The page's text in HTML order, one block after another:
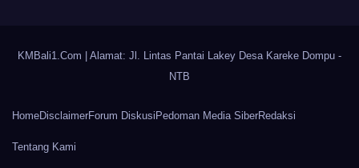
KMBali1.Com
| Alamat: Jl. Lintas Pantai Lakey Desa Kareke Dompu -
NTB
HomeDisclaimerForum Diskusi Pedoman Media SiberRedaksi
Tentang Kami